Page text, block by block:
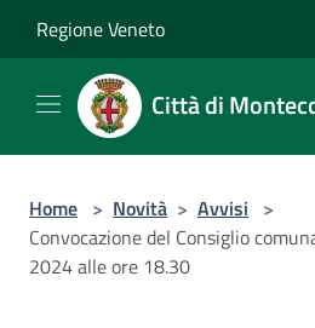
Regione Veneto
Città di
Home > Novità > Avvisi >
Convocazione del Consiglio
2024 alle ore 18.30